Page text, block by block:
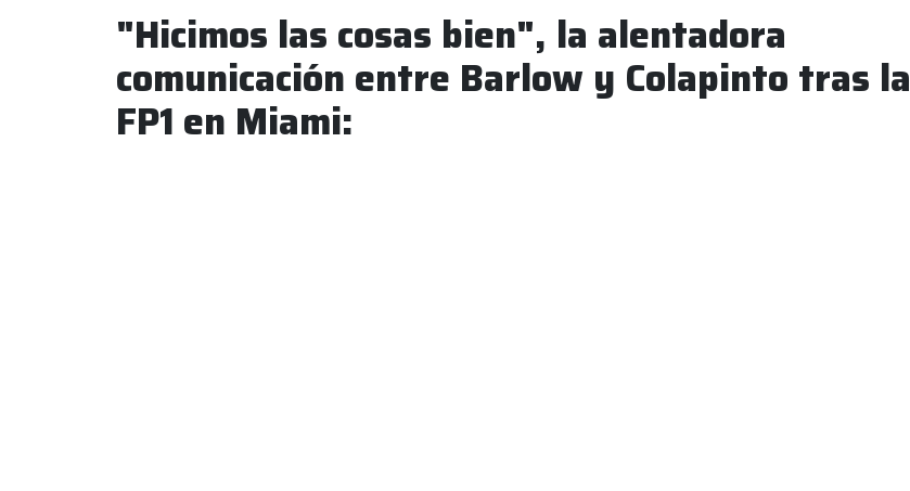
"Hicimos las cosas bien", la alentadora
comunicación entre Barlow y Colapinto tras la
FP1 en Miami: